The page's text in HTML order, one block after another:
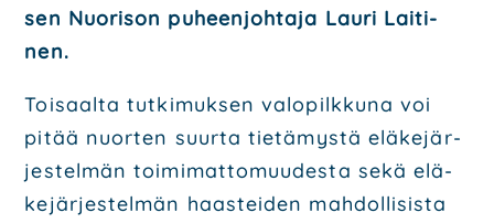
sen Nuo­ri­son puheen­joh­ta­ja Lau­ri Lai­ti­
nen.
Toi­saal­ta tut­ki­muk­sen valo­pilk­ku­na voi
pitää nuor­ten suur­ta tie­tä­mys­tä elä­ke­jär­
jes­tel­män toi­mi­mat­to­muu­des­ta sekä elä­
ke­jär­jes­tel­män haas­tei­den mah­dol­li­sis­ta